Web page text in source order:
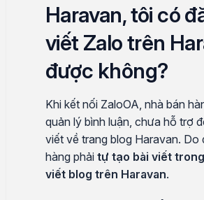
Haravan, tôi có
viết Zalo trên
được không?
Khi kết nối ZaloOA, nhà bán
quản lý bình luận, chưa hỗ trợ
viết về trang blog Haravan. Do
hàng phải tự tạo bài viết
viết blog trên Haravan.